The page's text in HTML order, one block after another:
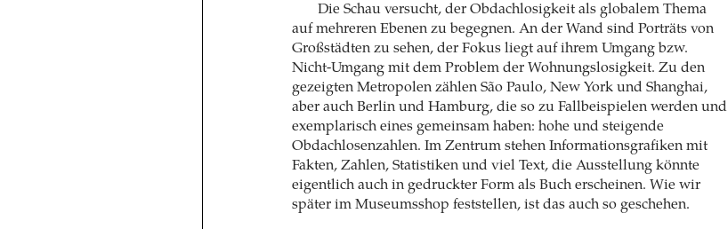
Die Schau versucht, der Obdachlosigkeit als globalem Thema
auf mehreren Ebenen zu begegnen. An der Wand sind Porträts von
Großstädten zu sehen, der Fokus liegt auf ihrem Umgang bzw.
Nicht-Umgang mit dem Problem der Wohnungslosigkeit. Zu den
gezeigten Metropolen zählen São Paulo, New York und Shanghai,
aber auch Berlin und Hamburg, die so zu Fallbeispielen werden und
exemplarisch eines gemeinsam haben: hohe und steigende
Obdachlosenzahlen. Im Zentrum stehen Informationsgrafiken mit
Fakten, Zahlen, Statistiken und viel Text, die Ausstellung könnte
eigentlich auch in gedruckter Form als Buch erscheinen. Wie wir
später im Museumsshop feststellen, ist das auch so geschehen.